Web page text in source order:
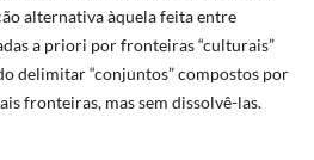
alternativa àquela feita entre
a priori por fronteiras “culturais”
delimitar “conjuntos” compostos por
fronteiras, mas sem dissolvê-las.